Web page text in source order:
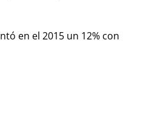
en el 2015 un 12% con